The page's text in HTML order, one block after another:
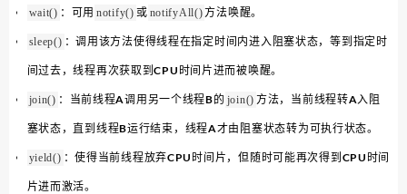
wait() ：可用 notify() 或 notifyAll()方法唤醒。
sleep() ：调用该方法使得线程在指定时间内进入阻塞状态，等到指定时
间过去，线程再次获取到CPU时间片进而被唤醒。
join() ：当前线程A调用另一个线程B的 join() 方法，当前线程转A入阻
塞状态，直到线程B运行结束，线程A才由阻塞状态转为可执行状态。
yield() ：使得当前线程放弃CPU时间片，但随时可能再次得到CPU时间
片进而激活。